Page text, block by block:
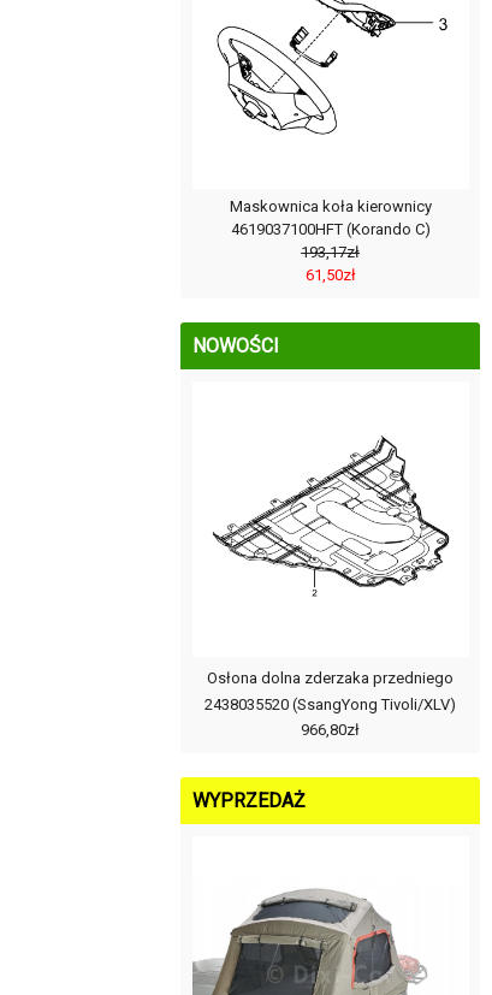
Maskownica koła kierownicy
4619037100HFT (Korando C)
193,17zł
61,50zł
NOWOŚCI
Osłona dolna zderzaka przedniego
2438035520 (SsangYong Tivoli/XLV)
966,80zł
WYPRZEDAŻ